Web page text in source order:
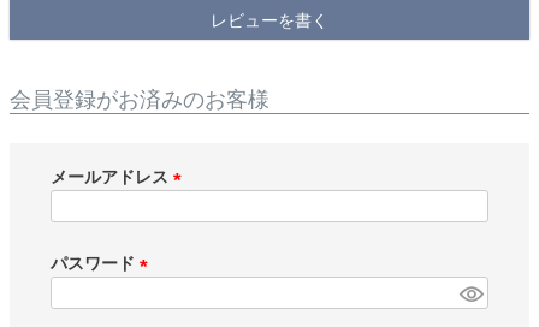
レビューを書く
会員登録がお済みのお客様
メールアドレス
)
パスワード